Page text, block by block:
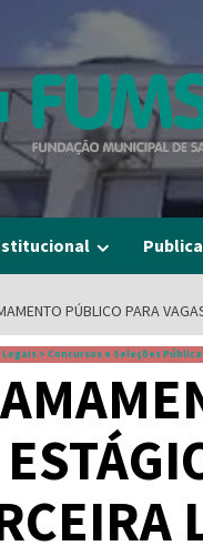
PÚBLICO PARA
> Concursos e Seleções Públicas